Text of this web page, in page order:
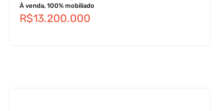
À venda, 100% mobiliado
R$13.200.000